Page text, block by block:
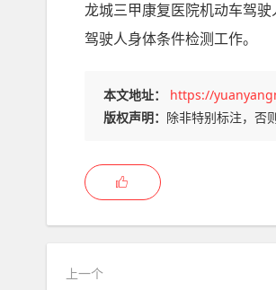
龙城三甲康复医院机动车驾
驾驶人身体条件检测工作。
本文地址：
https://
版权声明： 除非特别标注，否
上一个